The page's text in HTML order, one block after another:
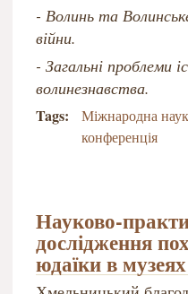
- Волинь та
війни.
- Загальні проблеми
волинезнавства.
Tags:
Міжнародна
конференція
Науково-
дослідження
юдаїки в